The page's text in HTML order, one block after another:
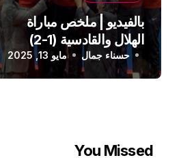
بالفيديو | ملخص مباراة
الهلال والقادسية (1-2)
الدوري السعودي
حسناء جمال مايو 13, 2025
You Missed